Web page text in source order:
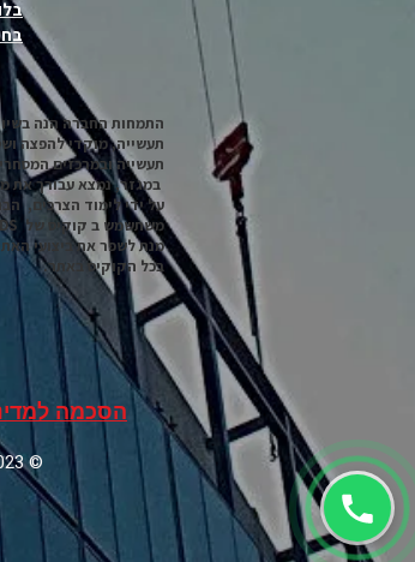
התמחות החברה הנה
תעשייה, מוקדי להפצה
תעשייה ובמרכזים
במגזר, נמצא עבורך את
על ידי לימוד הצרכים,
מנת לשפר את ביצועי
בכל הקוקיס באתר.
הסכמה
© 2023 Créé par ZEEV LOUZOUN a partir d un template de Lebrun&Mercier. avec